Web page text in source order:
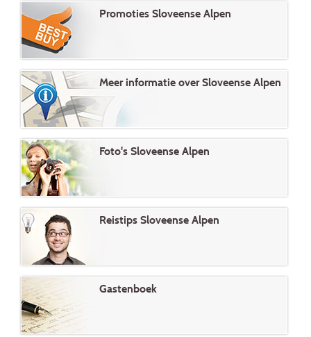
Promoties Sloveense Alpen
Meer informatie over Sloveense Alpen
Foto's Sloveense Alpen
Reistips Sloveense Alpen
Gastenboek